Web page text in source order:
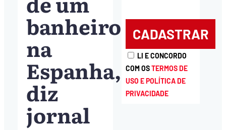
banheiro
na
Espanha,
diz
jornal
LI E CONCORDO
COM OSTERMOS DE
USO E POLÍTICA DE
PRIVACIDADE